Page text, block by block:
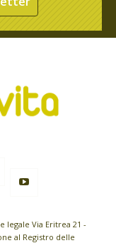
legale Via Eritrea 21 -
al Registro delle